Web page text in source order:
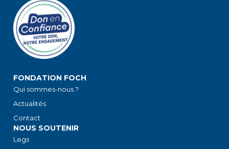
FONDATION FOCH
Qui sommes-nous ?
Actualités
Contact
NOUS SOUTENIR
Legs